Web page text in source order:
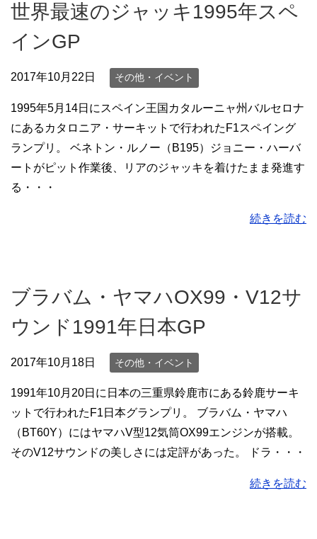
世界最速のジャッキ1995年スペ
インGP
2017年10月22日 その他・イベント
1995年5月14日にスペイン王国カタルーニャ州バルセロナ
にあるカタロニア・サーキットで行われたF1スペイング
ランプリ。 ベネトン・ルノー（B195）ジョニー・ハーバ
ートがピット作業後、リアのジャッキを着けたまま発進す
る・・・
続きを読む
ブラバム・ヤマハOX99・V12サ
ウンド1991年日本GP
2017年10月18日 その他・イベント
1991年10月20日に日本の三重県鈴鹿市にある鈴鹿サーキ
ットで行われたF1日本グランプリ。 ブラバム・ヤマハ
（BT60Y）にはヤマハV型12気筒OX99エンジンが搭載。
そのV12サウンドの美しさには定評があった。 ドラ・・・
続きを読む